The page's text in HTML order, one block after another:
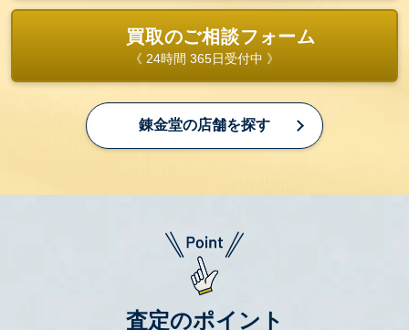
買取のご相談フォーム
《 24時間 365日受付中 》
錬金堂の店舗を探す
査定のポイント